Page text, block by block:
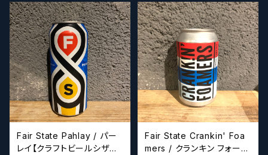
Fair State Pahlay / パー
レイ【クラフトビールシザー
Fair State Crankin' Foa
mers / クランキン フォーマ